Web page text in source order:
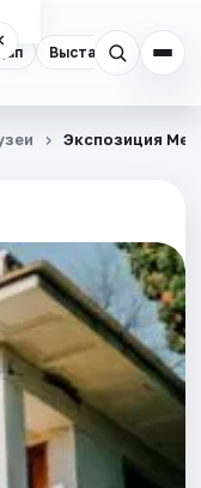
Выставки
Экспозиция